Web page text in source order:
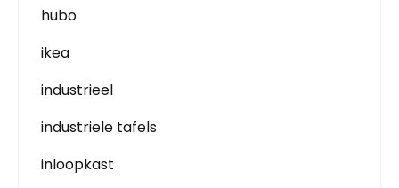
hubo
ikea
industrieel
industriele tafels
inloopkast